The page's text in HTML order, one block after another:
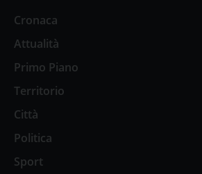
Cronaca
Attualità
Primo Piano
Territorio
Città
Politica
Sport